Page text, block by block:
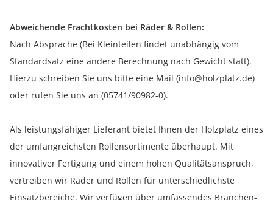
Abweichende Frachtkosten bei Räder & Rollen:
Nach Absprache (Bei Kleinteilen findet unabhängig vom
Standardsatz eine andere Berechnung nach Gewicht statt).
Hierzu schreiben Sie uns bitte eine Mail (info@holzplatz.de)
oder rufen Sie uns an (05741/90982-0).
Als leistungsfähiger Lieferant bietet Ihnen der Holzplatz eines
der umfangreichsten Rollensortimente überhaupt. Mit
innovativer Fertigung und einem hohen Qualitätsanspruch,
vertreiben wir Räder und Rollen für unterschiedlichste
Einsatzbereiche. Wir verfügen über umfassendes Branchen-